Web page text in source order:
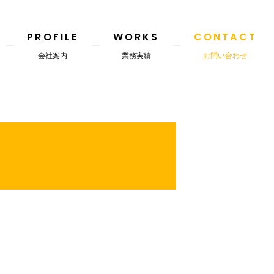
PROFILE
会社案内
WORKS
業務実績
CONTACT
お問い合わせ